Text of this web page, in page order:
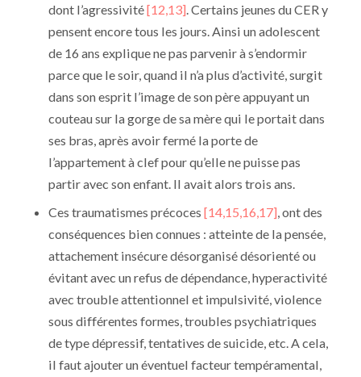
dont l’agressivité[12,13] . Certains jeunes du CER y
pensent encore tous les jours. Ainsi un adolescent
de 16 ans explique ne pas parvenir à s’endormir
parce que le soir, quand il n’a plus d’activité, surgit
dans son esprit l’image de son père appuyant un
couteau sur la gorge de sa mère qui le portait dans
ses bras, après avoir fermé la porte de
l’appartement à clef pour qu’elle ne puisse pas
partir avec son enfant. Il avait alors trois ans.
Ces traumatismes précoces[14,15,16,17] , ont des
conséquences bien connues : atteinte de la pensée,
attachement insécure désorganisé désorienté ou
évitant avec un refus de dépendance, hyperactivité
avec trouble attentionnel et impulsivité, violence
sous différentes formes, troubles psychiatriques
de type dépressif, tentatives de suicide, etc. A cela,
il faut ajouter un éventuel facteur tempéramental,